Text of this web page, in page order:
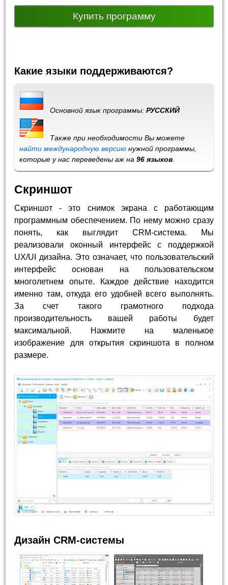
Купить программу
Какие языки поддерживаются?
Основной язык программы:РУССКИЙ
Также при необходимости Вы можете
найти международную версию нужной программы,
которые у нас переведены аж на96 языков
Скриншот
Скриншот - это снимок экрана с работающим
программным обеспечением. По нему можно сразу
понять, как выглядит CRM-система. Мы
реализовали оконный интерфейс с поддержкой
UX/UI дизайна. Это означает, что пользовательский
интерфейс основан на пользовательском
многолетнем опыте. Каждое действие находится
именно там, откуда его удобней всего выполнять.
За счет такого грамотного подхода
производительность вашей работы будет
максимальной. Нажмите на маленькое
изображение для открытия скриншота в полном
размере.
Дизайн CRM-системы